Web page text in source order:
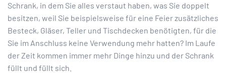
Schrank, in dem Sie alles verstaut haben, was Sie doppelt
besitzen, weil Sie beispielsweise für eine Feier zusätzliches
Besteck, Gläser, Teller und Tischdecken benötigten, für die
Sie im Anschluss keine Verwendung mehr hatten? Im Laufe
der Zeit kommen immer mehr Dinge hinzu und der Schrank
füllt und füllt sich.